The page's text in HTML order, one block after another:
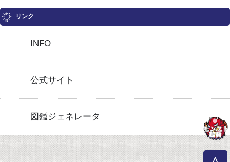
リンク
INFO
公式サイト
図鑑ジェネレータ